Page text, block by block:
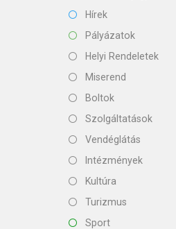
Hírek
Pályázatok
Helyi Rendeletek
Miserend
Boltok
Szolgáltatások
Vendéglátás
Intézmények
Kultúra
Turizmus
Sport